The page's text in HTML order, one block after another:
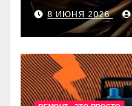
8 ИЮНЯ 2026